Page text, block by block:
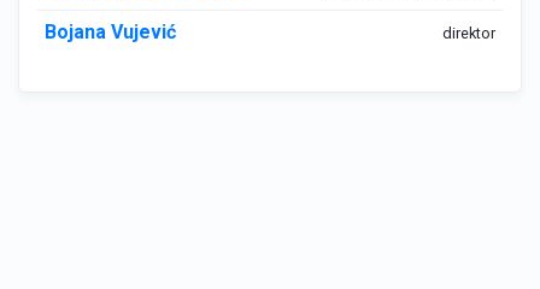
Bojana Vujević direktor